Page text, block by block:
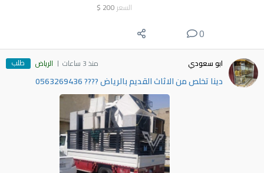
السعر 200
$
0
ابو سعودي منذ 3 ساعات الرياض طلب
دينا تخلص من الاثاث القديم بالرياض ???? 0563269436